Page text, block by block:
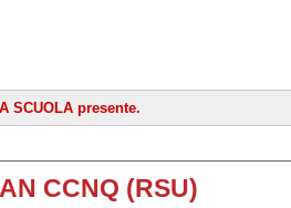
SCUOLA presente.
CCNQ (RSU)